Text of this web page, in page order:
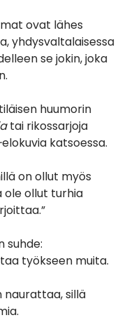
ovat lähes
yhdysvaltalaisessa
se jokin, joka
huumorin
tai rikossarjoja
elokuvia katsoessa.
on ollut myös
ole ollut turhia
suhde:
työkseen muita.
naurattaa, sillä